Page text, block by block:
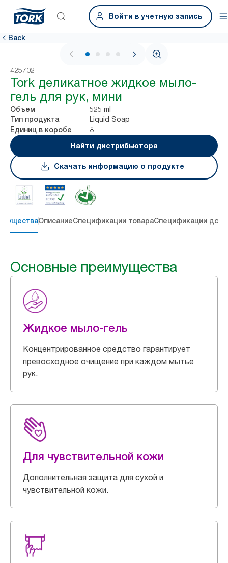
Войти в учетную запись
Back
1 / 4
425702
Tork деликатное жидкое мыло-
гель для рук, мини
Объем 525 ml
Тип продукта Liquid Soap
Единиц в коробе
8
Найти дистрибьютора
Скачать информацию о продукте
ОписаниеСпецификации товараСпецификации
Основные преимущества
Жидкое мыло-гель
Концентрированное средство гарантирует
превосходное очищение при каждом мытье
рук.
Для чувствительной кожи
Дополнительная защита для сухой и
чувствительной кожи.